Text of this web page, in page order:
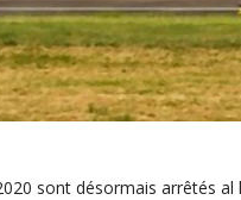
sont désormais arrêtés